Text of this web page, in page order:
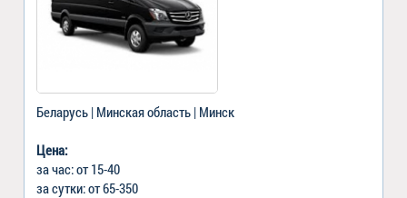
Беларусь | Минская область | Минск
Цена:
за час: от 15-40
за сутки: от 65-350